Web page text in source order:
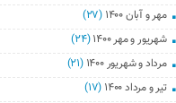
مهر و آبان ۱۴۰۰
(۲۷)
شهریور و مهر ۱۴۰۰
(۲۴)
مرداد و شهریور ۱۴۰۰
(۲۱)
تیر و مرداد ۱۴۰۰
(۱۷)